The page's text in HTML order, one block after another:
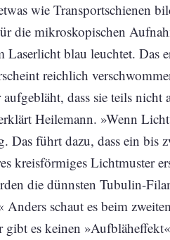
wie Transportschienen
die mikroskopischen
blau leuchtet. Das
reichlich
dass sie teils
Heilemann. »Wenn
Das führt dazu, dass ein bis
kreisförmiges Lichtmuster
die dünnsten Tubulin-
schaut es beim
es keinen